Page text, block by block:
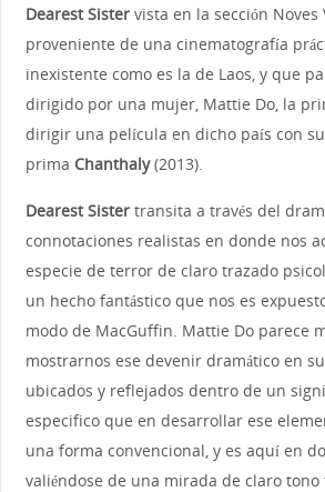
Dearest Sistervista en la sección Noves
proveniente de una cinematografía
inexistente como es la de Laos, y que
dirigido por una mujer, Mattie Do, la
dirigir una película en dicho país con
prima Chanthaly(2013).
Dearest Sistertransita a través del
connotaciones realistas en donde nos
especie de terror de claro trazado
un hecho fantástico que nos es
modo de MacGuffin. Mattie Do parece
mostrarnos ese devenir dramático en
ubicados y reflejados dentro de un
especifico que en desarrollar ese
una forma convencional, y es aquí en
valiéndose de una mirada de claro